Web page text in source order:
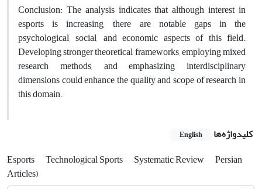
Conclusion: The analysis indicates that although interest in
esports is increasing, there are notable gaps in the
psychological, social, and economic aspects of this field.
Developing stronger theoretical frameworks, employing mixed
research methods, and emphasizing interdisciplinary
dimensions could enhance the quality and scope of research in
this domain.
کلیدواژه‌ها English
Esports Technological Sports Systematic Review
Persian
Articles)